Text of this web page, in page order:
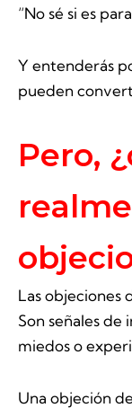
“No sé si es
Y entenderás
pueden
Pero,
Las objeciones
Son señales de
miedos o
Una objeción